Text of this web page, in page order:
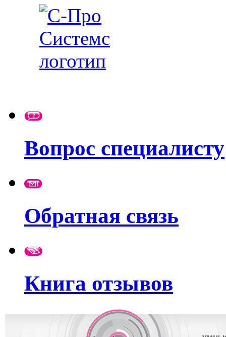
Вопрос специалисту
Обратная связь
Книга отзывов